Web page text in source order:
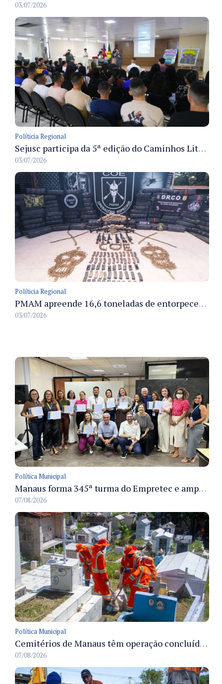
03/07/2026
Políticia Regional
Sejusc participa da 5ª edição do Caminhos Literários com foco na cultura hip-hop nas unidades socioeducativas
03/07/2026
Políticia Regional
PMAM apreende 16,6 toneladas de entorpecentes e registra aumento nas prisões em flagrante e nas capturas de foragidos no primeiro semestre de 2026
03/07/2026
Política Municipal
Manaus forma 345ª turma do Empretec e amplia qualificação de empreendedores na cidade
07/08/2026
Política Municipal
Cemitérios de Manaus têm operação concluída e estrutura pronta para receber famílias no Dia dos Pais
07/08/2026